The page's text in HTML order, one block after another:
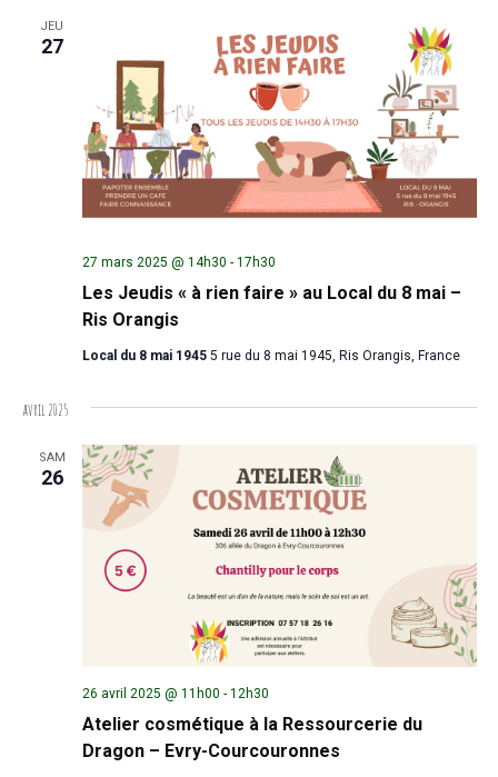
JEU
27
Les Jeudis « à rien faire » au Local du 8 mai –
Ris Orangis
27 mars 2025 @ 14h30 - 17h30
Local du 8 mai 1945 5 rue du 8 mai 1945, Ris Orangis, France
avril 2025
SAM
26
Atelier cosmétique à la Ressourcerie du
Dragon – Evry-Courcouronnes
26 avril 2025 @ 11h00 - 12h30